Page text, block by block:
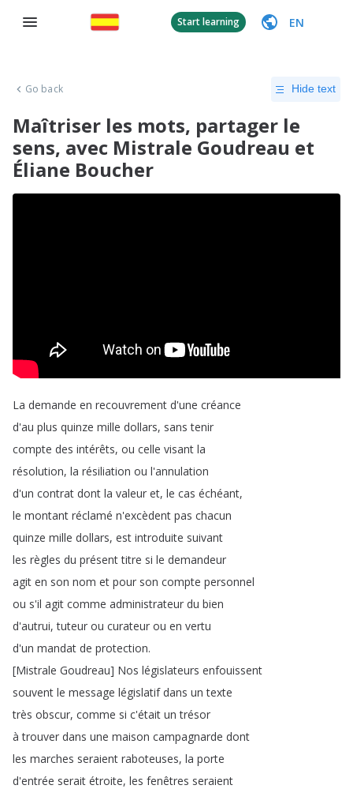
Start learning EN
Go back Hide text
Maîtriser les mots, partager le
sens, avec Mistrale Goudreau et
Éliane Boucher
La demande en recouvrement d'une créance
d'au plus quinze mille dollars, sans tenir
compte des intérêts, ou celle visant la
résolution, la résiliation ou l'annulation
d'un contrat dont la valeur et, le cas échéant,
le montant réclamé n'excèdent pas chacun
quinze mille dollars, est introduite suivant
les règles du présent titre si le demandeur
agit en son nom et pour son compte personnel
ou s'il agit comme administrateur du bien
d'autrui,tuteur ou curateur ou en vertu
d'un mandat de protection.
[Mistrale Goudreau] Nos législateurs enfouissent
souvent le message législatif dans un texte
très obscur, comme si c'était un trésor
à trouver dans une maison campagnarde dont
les marches seraient raboteuses, la porte
d'entrée serait étroite, les fenêtres seraient